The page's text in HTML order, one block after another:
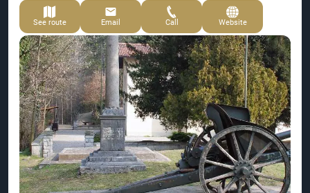
See route Email Call Website